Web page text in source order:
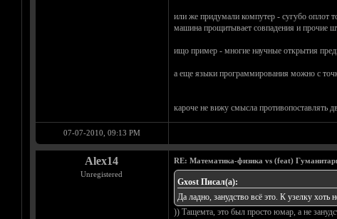
или же придумали компутер - сугубо оплот
машина прощитывает совпадения и прочие
ищо пример - многие научные открытия
а еще языки программирования можно с
кароче не вижу смысла противопоставлять
07-07-2010, 09:13 PM
Alex14
Unregistered
RE: Математика-физика vs (feat)
Gxost Писал(а):
Да ладно, занудство всё это. К узелку хоть
)) Тащемта, это был просто юмар, а не